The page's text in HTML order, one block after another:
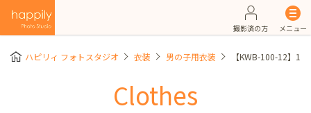
撮影済の方 メニュー
ハピリィ フォトスタジオ 衣装 男の子用衣装 【KWB-100-12】
Clothes